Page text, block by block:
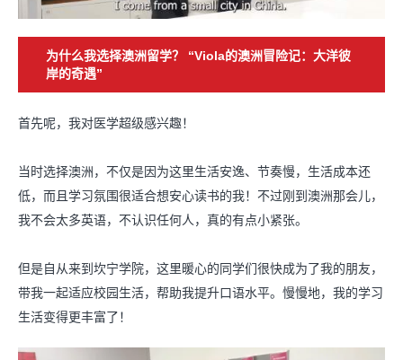
为什么我选择澳洲留学？ “Viola的澳洲冒险记：大洋彼
岸的奇遇”
首先呢，我对医学超级感兴趣！
当时选择澳洲，不仅是因为这里生活安逸、节奏慢，生活成本还
低，而且学习氛围很适合想安心读书的我！不过刚到澳洲那会儿，
我不会太多英语，不认识任何人，真的有点小紧张。
但是自从来到坎宁学院，这里暖心的同学们很快成为了我的朋友，
带我一起适应校园生活，帮助我提升口语水平。慢慢地，我的学习
生活变得更丰富了！